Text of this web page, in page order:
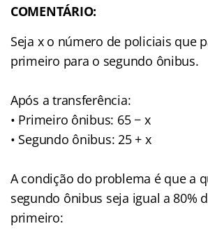
COMENTÁRIO:
Seja x o número de policiais que
primeiro para o segundo ônibus.
Após a transferência:
• Primeiro ônibus: 65 − x
• Segundo ônibus: 25 + x
A condição do problema é que a
segundo ônibus seja igual a 80%
primeiro: